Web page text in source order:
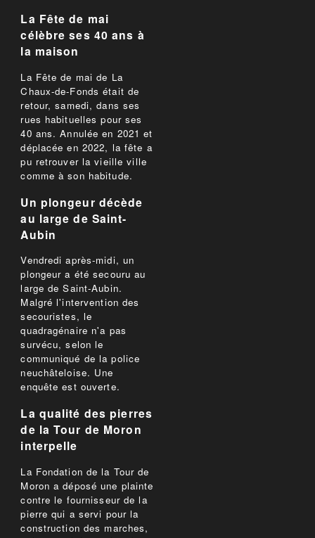
La Fête de mai
célèbre ses 40 ans à
la maison
La Fête de mai de La
Chaux-de-Fonds était de
retour, samedi, dans ses
rues habituelles pour ses
40 ans. Annulée en 2021 et
déplacée en 2022, la fête a
pu retrouver la vieille ville
comme à son habitude.
Un plongeur décède
au large de Saint-
Aubin
Vendredi après-midi, un
plongeur a été secouru au
large de Saint-Aubin.
Malgré l'intervention des
secouristes, le
quadragénaire n'a pas
survécu, selon le
communiqué de la police
neuchâteloise. Une
enquête est ouverte.
La qualité des pierres
de la Tour de Moron
interpelle
La Fondation de la Tour de
Moron a déposé une plainte
contre le fournisseur de la
pierre qui a servi pour la
construction des marches,